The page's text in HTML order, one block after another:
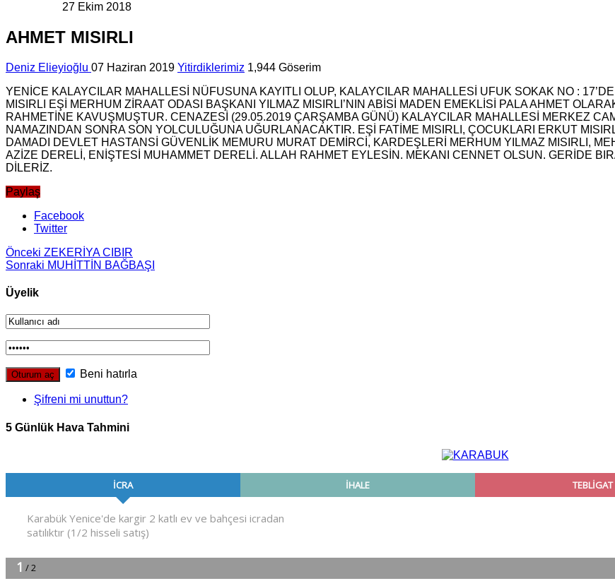
27 Ekim 2018
AHMET MISIRLI
Deniz Elieyioğlu 07 Haziran 2019 Yitirdiklerimiz 1,944 Göserim
YENİCE KALAYCILAR MAHALLESİ NÜFUSUNA KAYITLI OLUP, KALAYCILAR MAHALLESİ UFUK SOKAK NO :
MISIRLI EŞİ MERHUM ZİRAAT ODASI BAŞKANI YILMAZ MISIRLI’NIN ABİSİ MADEN EMEKLİSİ PALA AHMET
RAHMETİNE KAVUŞMUŞTUR. CENAZESİ (29.05.2019 ÇARŞAMBA GÜNÜ) KALAYCILAR MAHALLESİ MERKEZ
NAMAZINDAN SONRA SON YOLCULUĞUNA UĞURLANACAKTIR. EŞİ FATİME MISIRLI, ÇOCUKLARI ERKUT
DAMADI DEVLET HASTANSİ GÜVENLİK MEMURU MURAT DEMİRCİ, KARDEŞLERİ MERHUM YILMAZ MISIRLI,
AZİZE DERELİ, ENİŞTESİ MUHAMMET DERELİ. ALLAH RAHMET EYLESİN. MEKANI CENNET OLSUN. GERİDE
DİLERİZ.
Paylaş
Facebook
Twitter
Önceki ZEKERİYA CIBIR
Sonraki MUHİTTİN BAĞBAŞI
Üyelik
Beni hatırla
Şifreni mi unuttun?
5 Günlük Hava Tahmini